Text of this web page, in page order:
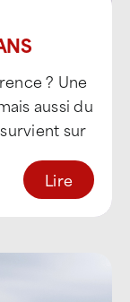
? Une
aussi du
sur
Lire